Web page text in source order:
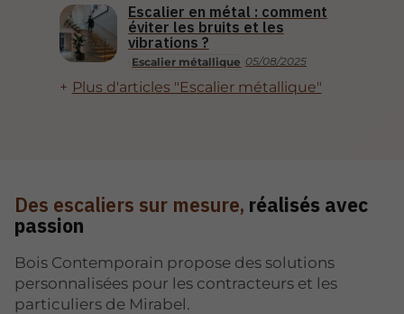
Escalier métallique 05/08/2025
Escalier en métal : comment
éviter les bruits et les
vibrations ?
Plus d'articles "Escalier métallique"
Des escaliers sur mesure, réalisés avec
passion
Bois Contemporain propose des solutions
personnalisées pour les contracteurs et les
particuliers de Mirabel.